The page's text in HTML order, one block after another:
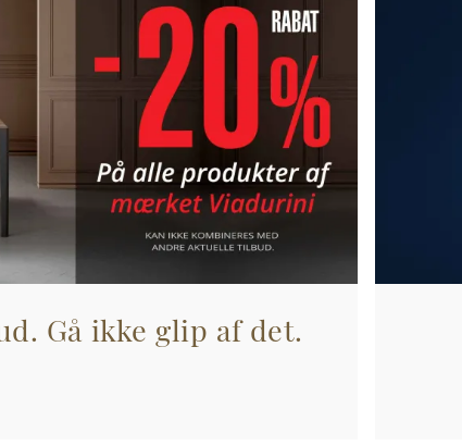
Gå ikke glip af det.